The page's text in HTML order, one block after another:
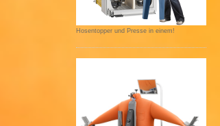
Hosentopper und Presse in einem!